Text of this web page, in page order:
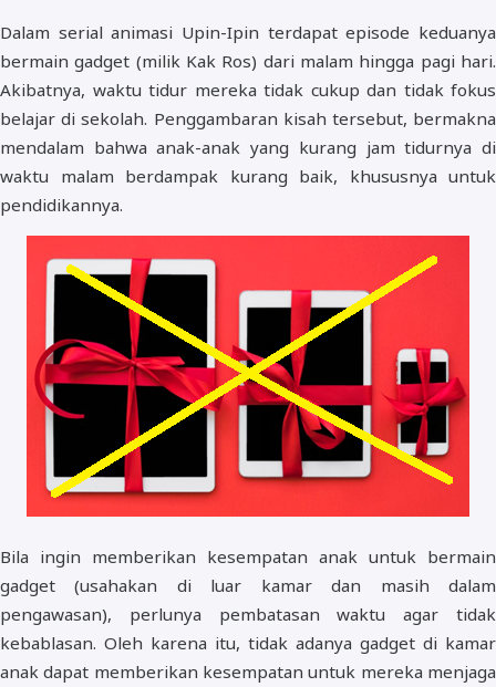
Dalam serial animasi Upin-Ipin terdapat episode keduanya
bermain gadget (milik Kak Ros) dari malam hingga pagi hari.
Akibatnya, waktu tidur mereka tidak cukup dan tidak fokus
belajar di sekolah. Penggambaran kisah tersebut, bermakna
mendalam bahwa anak-anak yang kurang jam tidurnya di
waktu malam berdampak kurang baik, khususnya untuk
pendidikannya.
Bila ingin memberikan kesempatan anak untuk bermain
gadget (usahakan di luar kamar dan masih dalam
pengawasan), perlunya pembatasan waktu agar tidak
kebablasan. Oleh karena itu, tidak adanya gadget di kamar
anak dapat memberikan kesempatan untuk mereka menjaga